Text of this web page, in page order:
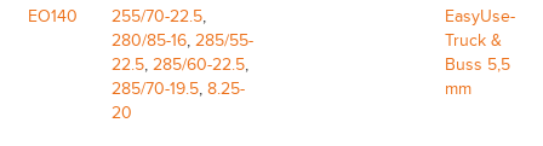
EO140 255/70-22.5,
280/85-16, 285/55-
22.5, 285/60-22.5,
285/70-19.5, 8.25-
20
EasyUse-
Truck &
Buss 5,5
mm